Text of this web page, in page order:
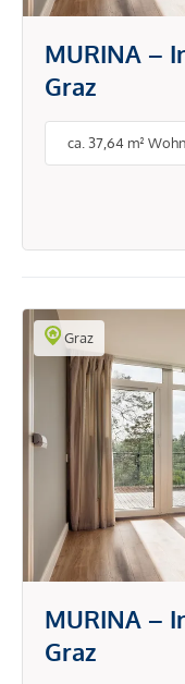
MURINA –
Graz
ca. 37,64 m²
Graz
MURINA –
Graz